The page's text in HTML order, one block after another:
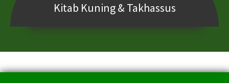
Kitab Kuning & Takhassus